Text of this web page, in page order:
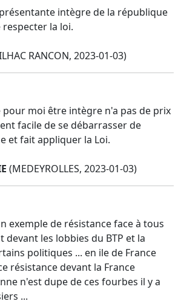
intègre de la république
la loi.
RANCON, 2023-01-03)
pour moi être intègre n'a pas de prix
facile de se débarrasser de
et fait appliquer la Loi.
(MEDEYROLLES, 2023-01-03)
exemple de résistance face à tous
devant les lobbies du BTP et la
politiques ... en ile de France
résistance devant la France
n'est dupe de ces fourbes il y a
...